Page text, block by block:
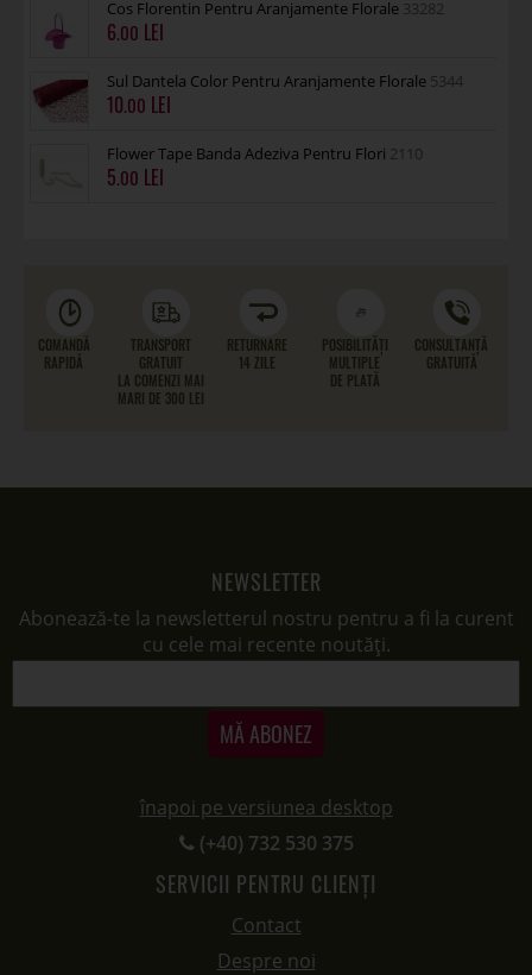
Cos Florentin Pentru Aranjamente Florale 33282
6.00
Sul Dantela Color Pentru Aranjamente Florale 5344
10.00
Flower Tape Banda Adeziva Pentru Flori 2110
5.00
COMANDĂ
RAPIDĂ
TRANSPORT
GRATUIT
LA COMENZI MAI
MARI DE 300 LEI
RETURNARE
14 ZILE
POSIBILITĂȚI
MULTIPLE
DE PLATĂ
CONSULTANȚĂ
GRATUITĂ
NEWSLETTER
Abonează-te la newsletterul nostru pentru a fi la curent
cu cele mai recente noutăți.
MĂ ABONEZ
înapoi pe versiunea desktop
(+40) 732 530 375
SERVICII PENTRU CLIENȚI
Contact
Despre noi